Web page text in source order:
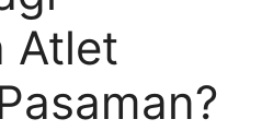
Atlet